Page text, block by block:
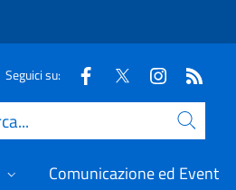
Seguici su:
Comunicazione ed Eventi